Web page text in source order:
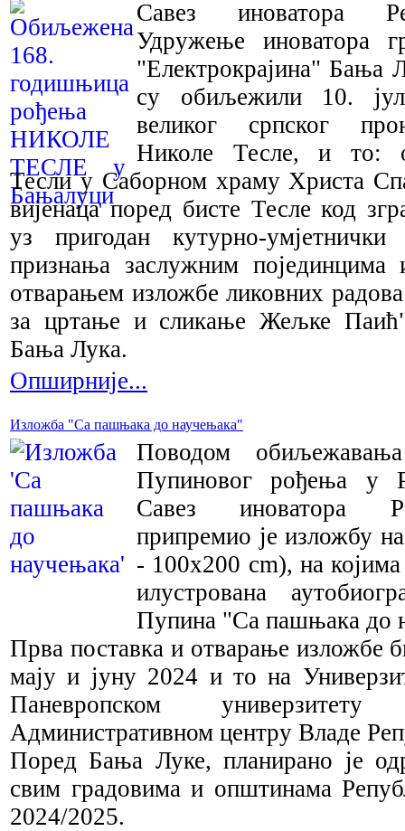
Савез иноватора
Удружење иноватора
"Електрокрајина" Бања
су обиљежили 10.
великог српског
Николе Тесле, и то:
Тесли у Саборном храму Христа
вијенаца поред бисте Тесле код
уз пригодан кутурно-умјетнички
признања заслужним појединцима
отварањем изложбе ликовних
за цртање и сликање Жељке
Бања Лука.
Опширније...
Изложба "Са пашњака до научењака"
Поводом
Пупиновог рођења у
Савез иноватора
припремио је изложбу
- 100х200 cm), на
илустрована
Пупина "Са пашњака до
Прва поставка и отварање изложбе
мају и јуну 2024 и то на
Паневропском
Административном центру Владе
Поред Бања Луке, планирано је
свим градовима и општинама
2024/2025.